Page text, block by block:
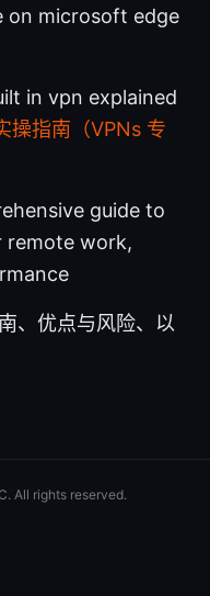
on microsoft edge
in vpn explained
操指南（VPNs 专
guide to
remote work,
、优点与风险、以
All rights reserved.